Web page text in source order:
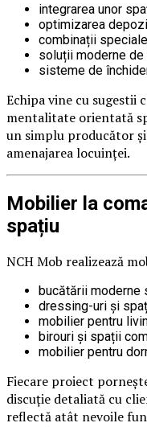
integrarea unor
optimizarea
combinații
soluții moderne
sisteme de
Echipa vine cu sugestii
mentalitate orientată
un simplu producător
amenajarea locuinței.
Mobilier la
spațiu
NCH Mob realizează
bucătării moderne
dressing-uri și
mobilier pentru
birouri și spații
mobilier pentru
Fiecare proiect
discuție detaliată cu
reflectă atât nevoile